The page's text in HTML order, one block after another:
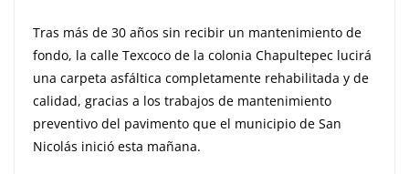
Tras más de 30 años sin recibir un mantenimiento de
fondo, la calle Texcoco de la colonia Chapultepec lucirá
una carpeta asfáltica completamente rehabilitada y de
calidad, gracias a los trabajos de mantenimiento
preventivo del pavimento que el municipio de San
Nicolás inició esta mañana.